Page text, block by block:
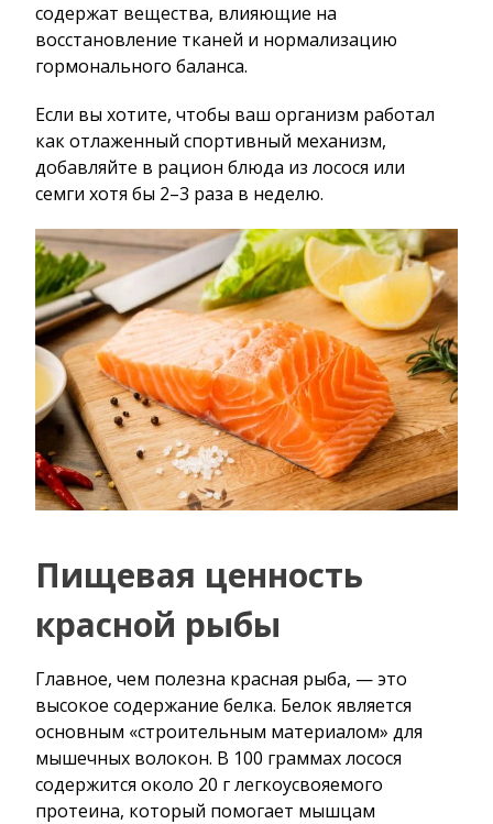
содержат вещества, влияющие на
восстановление тканей и нормализацию
гормонального баланса.
Если вы хотите, чтобы ваш организм работал
как отлаженный спортивный механизм,
добавляйте в рацион блюда из лосося или
семги хотя бы 2–3 раза в неделю.
Пищевая ценность
красной рыбы
Главное, чем полезна красная рыба, — это
высокое содержание белка. Белок является
основным «строительным материалом» для
мышечных волокон. В 100 граммах лосося
содержится около 20 г легкоусвояемого
протеина, который помогает мышцам